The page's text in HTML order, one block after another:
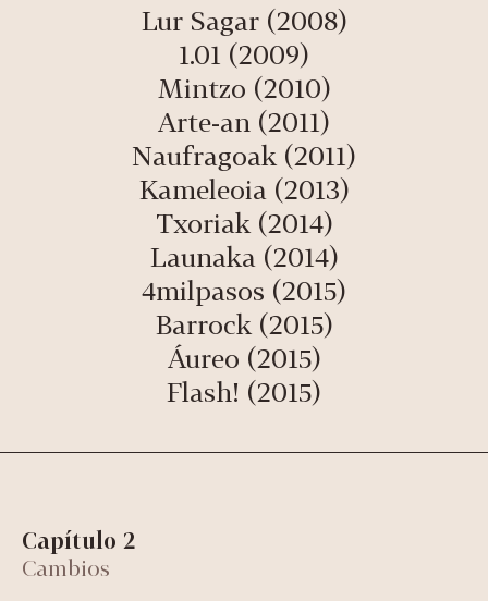
Lur Sagar (2008)
1.01 (2009)
Mintzo (2010)
Arte-an (2011)
Naufragoak (2011)
Kameleoia (2013)
Txoriak (2014)
Launaka (2014)
4milpasos (2015)
Barrock (2015)
Áureo (2015)
Flash! (2015)
Capítulo 2
Cambios